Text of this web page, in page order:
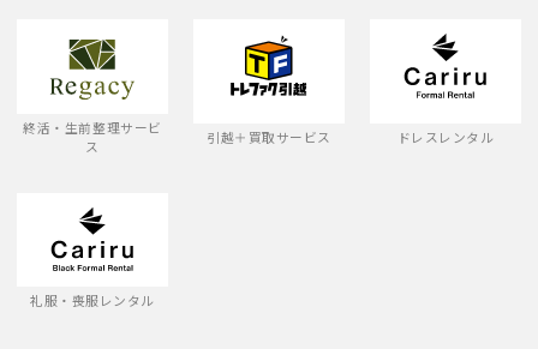
終活・生前整理サービ
ス
引越＋買取サービス ドレスレンタル
礼服・喪服レンタル